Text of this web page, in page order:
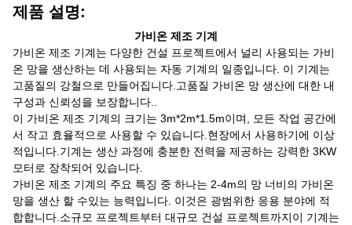
제품 설명:
가비온 제조 기계
가비온 제조 기계는 다양한 건설 프로젝트에서 널리 사용되는 가비
온 망을 생산하는 데 사용되는 자동 기계의 일종입니다. 이 기계는
고품질의 강철으로 만들어집니다.고품질 가비온 망 생산에 대한 내
구성과 신뢰성을 보장합니다..
이 가비온 제조 기계의 크기는 3m*2m*1.5m이며, 모든 작업 공간에
서 작고 효율적으로 사용할 수 있습니다.현장에서 사용하기에 이상
적입니다.기계는 생산 과정에 충분한 전력을 제공하는 강력한 3KW
모터로 장착되어 있습니다.
가비온 제조 기계의 주요 특징 중 하나는 2-4m의 망 너비의 가비온
망을 생산 할 수있는 능력입니다. 이것은 광범위한 응용 분야에 적
합합니다.소규모 프로젝트부터 대규모 건설 프로젝트까지이 기계는